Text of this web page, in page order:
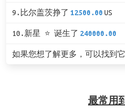
9.比尔盖茨挣了 12500.00 US
10.新星 ⭐ 诞生了 240000.00
如果您想了解更多，可以找到它
最常用